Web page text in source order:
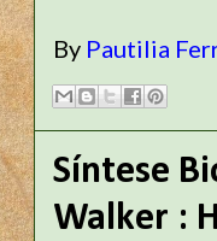
By Pautilia
Síntese
Walker :